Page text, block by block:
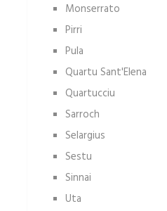
Monserrato
Pirri
Pula
Quartu Sant'Elena
Quartucciu
Sarroch
Selargius
Sestu
Sinnai
Uta